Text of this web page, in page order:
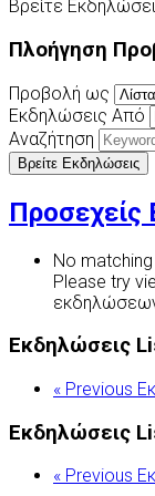
Βρείτε
Πλοήγηση
Προβολή ως
Εκδηλώσεις Από
Αναζήτηση
Προσεχείς
No
Please try
Εκδηλώσεις
« Previous
Εκδηλώσεις
« Previous